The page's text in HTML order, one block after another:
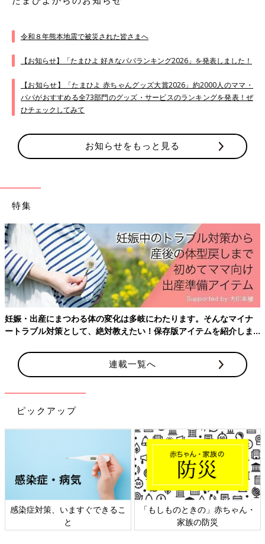
令和８年熊本地震で被災された皆さまへ
【お知らせ】「たまひよ 好きなパパランキング2026」を発表しました！
【お知らせ】「たまひよ 赤ちゃんグッズ大賞2026」約2000人のママ・
パパがおすすめる全73部門のグッズ・サービスのランキングを発表！ぜ
ひチェックしてみて
お知らせをもっと見る
特集
妊娠・出産にまつわる体の変化は多岐にわたります。そんなマイナ
ートラブル対策として、絶対教えたい！保存版アイテムを紹介しま
連載一覧へ
ピックアップ
感染症対策、いますぐできるこ
と
「もしものときの」赤ちゃん・
家族の防災